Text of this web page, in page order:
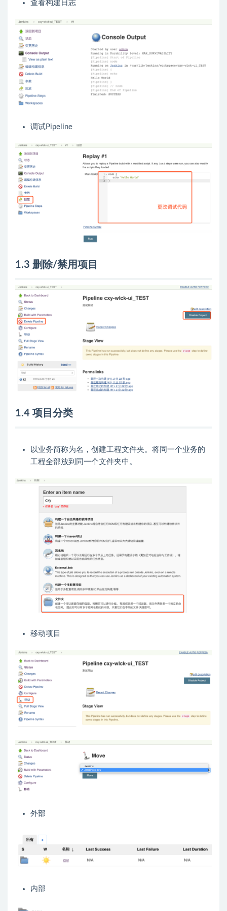
查看构建日志
调试Pipeline
1.3 删除/禁用项目
1.4 项目分类
以业务简称为名，创建工程文件夹。将同一个业务的
工程全部放到同一个文件夹中。
移动项目
外部
内部